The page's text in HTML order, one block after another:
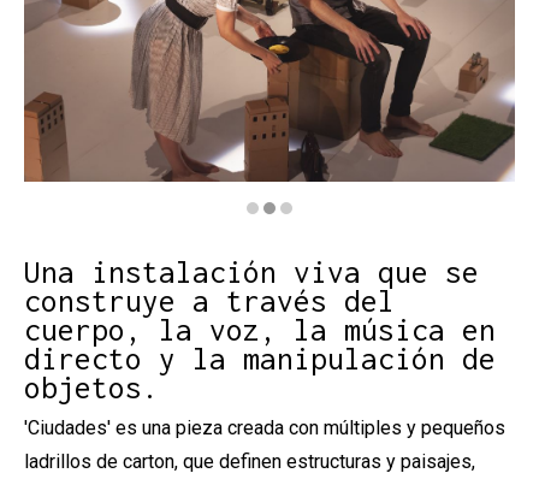
Una instalación viva que se
construye a través del
cuerpo, la voz, la música en
directo y la manipulación de
objetos.
'Ciudades' es una pieza creada con múltiples y pequeños
ladrillos de carton, que definen estructuras y paisajes,